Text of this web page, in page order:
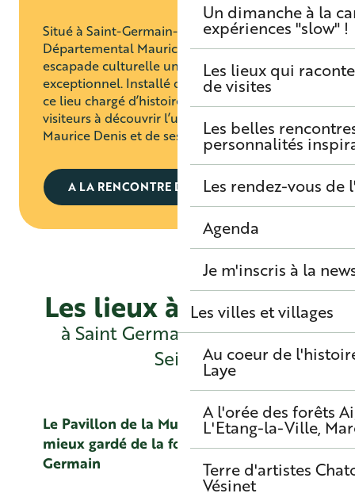
Un dimanche à la
expériences "slow" !
Les lieux qui
de visites
Les belles
personnalités
Les rendez-vous de
Agenda
Je m'inscris à la
Les villes et villages
Au coeur de
Laye
A l'orée des forêts
L'Etang-la-Ville,
Terre d'artistes
Vésinet
Situé à Saint-Germain-en-Laye, le Musée
Départemental Maurice Denis offre une
escapade culturelle unique dans un cadre
exceptionnel. Installé dans un ancien prieuré,
ce lieu chargé d’histoire et d’art invite les
visiteurs à découvrir l’univers fascinant de
Maurice Denis et de ses contemporains.
A LA RENCONTRE DE MAURICE DENIS
Les lieux à découvrir
à Saint Germain Boucles de
Seine
Le Pavillon de la Muette : le secret le
mieux gardé de la forêt de Saint-
Germain